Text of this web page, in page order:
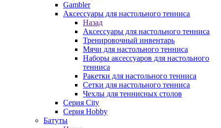
Gambler
Аксессуары для настольного тенниса
Назад
Аксессуары для настольного тенниса
Тренировочный инвентарь
Мячи для настольного тенниса
Наборы аксессуаров для настольного
тенниса
Ракетки для настольного тенниса
Сетки для настольного тенниса
Чехлы для теннисных столов
Серия City
Серия Hobby
Батуты